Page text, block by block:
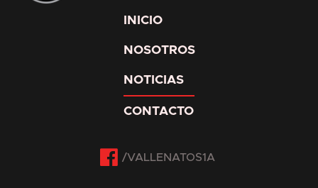
INICIO
NOSOTROS
NOTICIAS
CONTACTO